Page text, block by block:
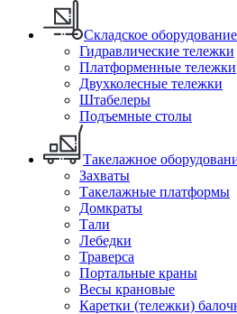
Складское оборудование
Гидравлические тележки
Платформенные тележки
Двухколесные тележки
Штабелеры
Подъемные столы
Такелажное
Захваты
Такелажные платформы
Домкраты
Тали
Лебедки
Траверса
Портальные краны
Весы крановые
Каретки (тележки)